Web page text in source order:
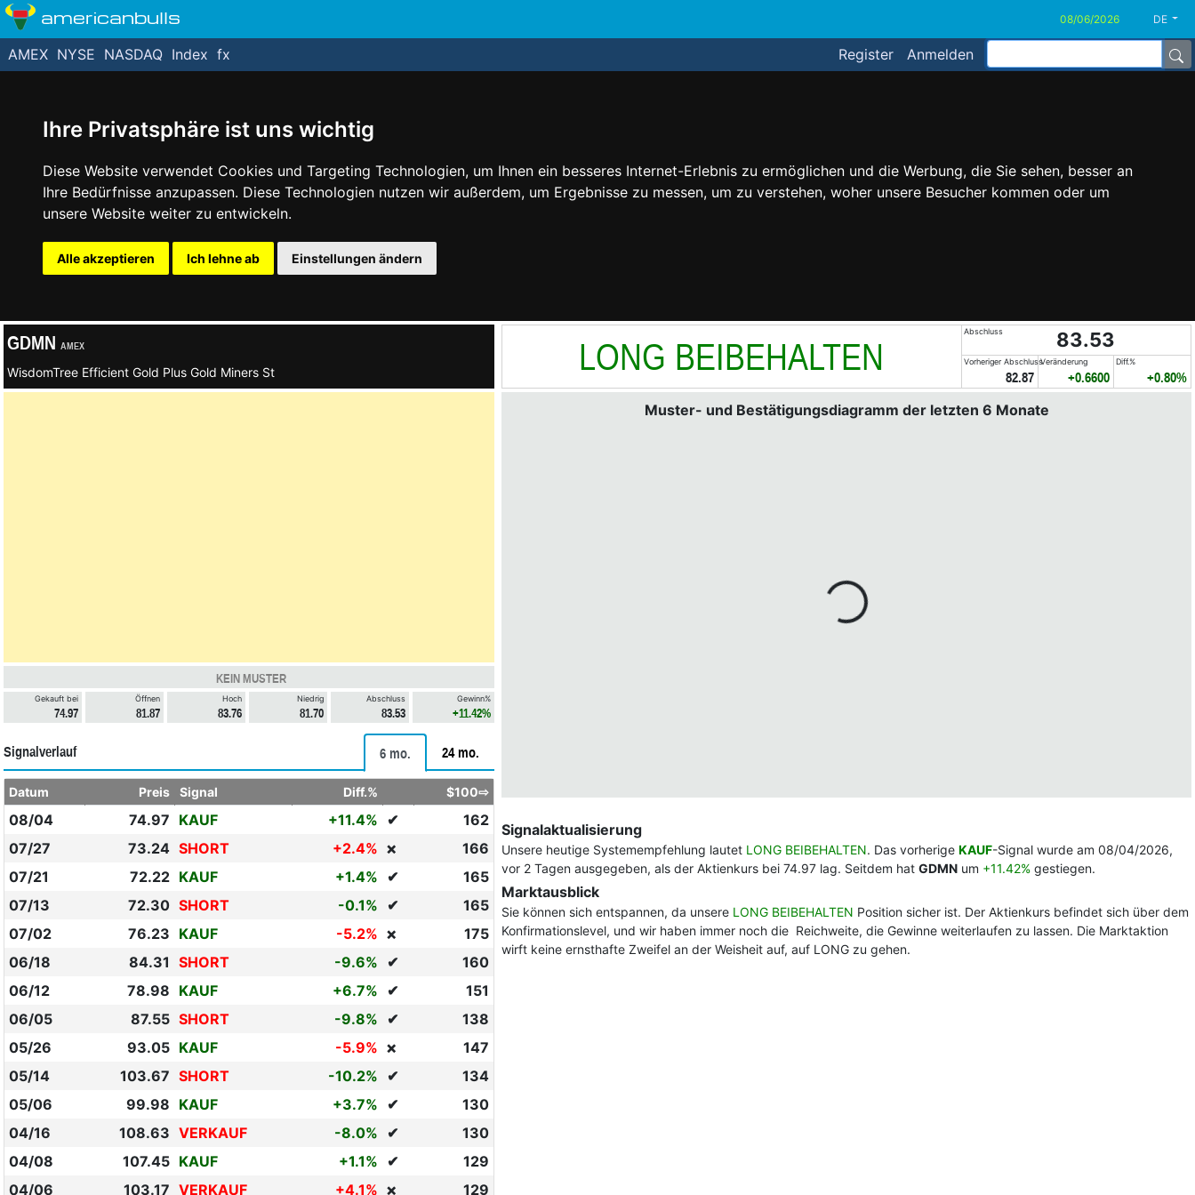
Ihre Privatsphäre ist uns wichtig
Diese Website verwendet Cookies und Targeting Technologien, um Ihnen ein besseres Internet-Erlebnis zu ermöglichen und die Werbung, die Sie sehen, besser an
Ihre Bedürfnisse anzupassen. Diese Technologien nutzen wir außerdem, um Ergebnisse zu messen, um zu verstehen, woher unsere Besucher kommen oder um
unsere Website weiter zu entwickeln.
Alle akzeptieren Ich lehne ab Einstellungen ändern
americanbulls DE
Register Anmelden
AMEX NYSE NASDAQ Index fx
GDMN AMEX
WisdomTree Efficient Gold Plus Gold Miners St LONG BEIBEHALTEN
Abschluss 83.53
Vorheriger Abschluss
82.87
Veränderung
+0.6600
Diff.%
+0.80%
KEIN MUSTER
Gekauft bei
74.97
Öffnen
81.87
Hoch
83.76
Niedrig
81.70
Abschluss
83.53
Gewinn%
+11.42%
Signalverlauf 6 mo. 24 mo.
Datum Preis Signal Diff.% $100⇨
08/04 74.97 KAUF +11.4% ✔
162
07/27
73.24 SHORT +2.4% ❌
166
07/21
72.22 KAUF +1.4% ✔
165
07/13
72.30 SHORT -0.1% ✔
165
07/02
76.23 KAUF -5.2% ❌
175
06/18
84.31 SHORT -9.6% ✔
160
06/12
78.98 KAUF +6.7% ✔
151
06/05
87.55 SHORT -9.8% ✔
138
05/26
93.05 KAUF -5.9% ❌
147
05/14
103.67 SHORT -10.2% ✔
134
05/06
99.98 KAUF +3.7% ✔
130
04/16
108.63 VERKAUF -8.0% ✔
130
04/08
107.45 KAUF +1.1% ✔
129
04/06
103.17 VERKAUF +4.1% ❌ 129
Muster- und Bestätigungsdiagramm der letzten 6 Monate
Signalaktualisierung
Unsere heutige Systemempfehlung lautet LONG BEIBEHALTEN. Das vorherige KAUF-Signal wurde am 08/04/2026,
vor 2 Tagen ausgegeben, als der Aktienkurs bei 74.97 lag. Seitdem hat GDMN um +11.42% gestiegen.
Marktausblick
Sie können sich entspannen, da unsere LONG BEIBEHALTEN Position sicher ist. Der Aktienkurs befindet sich über dem
Konfirmationslevel, und wir haben immer noch die Reichweite, die Gewinne weiterlaufen zu lassen. Die Marktaktion
wirft keine ernsthafte Zweifel an der Weisheit auf, auf LONG zu gehen.